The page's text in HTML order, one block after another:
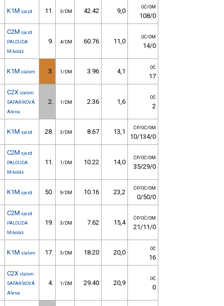
K1M sjezd 11. 3/DM 42.42 9,0 OČ/OM
108/0
C2M sjezd
PALOUDA
Mikoláš
9. 4/DM 60.76 11,0
OČ/OM
14/0
K1M slalom 3. 1/DM 3.96 4,1 OČ
17
C2X slalom
ŠAFAŘÍKOVÁ
Alena
2. 1/DM 2.36 1,6
OČ
2
K1M sjezd 28. 3/DM 8.67 13,1 ČP/OČ/OM
10/134/0
C2M sjezd
PALOUDA
Mikoláš
11. 1/DM 10.22 14,0
ČP/OČ/OM
35/29/0
K1M sjezd 50. 9/DM 10.16 23,2 ČP/OČ/OM
0/50/0
C2M sjezd
PALOUDA
Mikoláš
19. 3/DM 7.62 15,4
ČP/OČ/OM
21/11/0
K1M slalom 17. 3/DM 18.20 20,0 OČ
16
C2X slalom
ŠAFAŘÍKOVÁ
Alena
4. 1/DM 29.40 20,9
OČ
0